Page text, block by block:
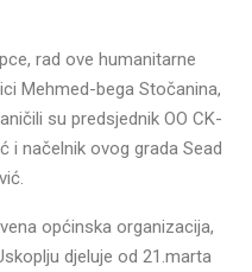
rad ove humanitarne
Mehmed-bega Stočanina,
su predsjednik OO CK-
i načelnik ovog grada Sead
općinska organizacija,
djeluje od 21.marta